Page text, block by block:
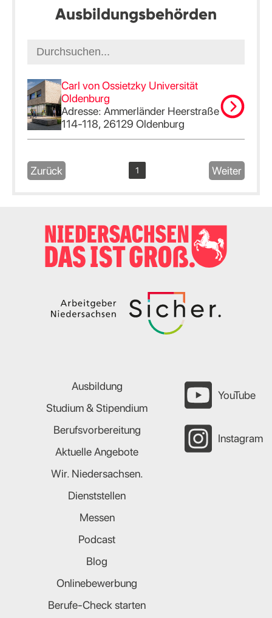
Ausbildungsbehörden
Carl von Ossietzky Universität
Oldenburg
Adresse: Ammerländer Heerstraße
114-118, 26129 Oldenburg
Zurück 1 Weiter
Ausbildung
Studium & Stipendium
Berufsvorbereitung
Aktuelle Angebote
Wir. Niedersachsen.
Dienststellen
Messen
Podcast
Blog
Onlinebewerbung
Berufe-Check starten
YouTube
Instagram